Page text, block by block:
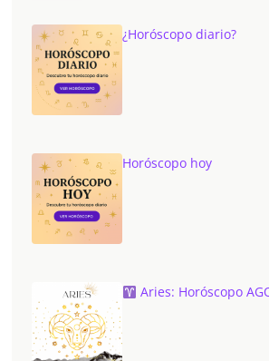
¿Horóscopo diario?
Horóscopo hoy
Aries: Horóscopo